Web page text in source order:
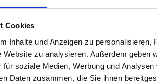
Cookies
Inhalte und Anzeigen zu
Website zu analysieren. Außerdem geben
soziale Medien, Werbung und
Daten zusammen, die Sie ihnen